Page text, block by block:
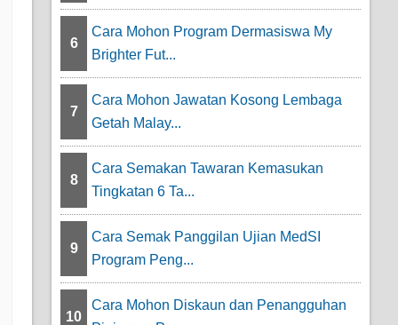
6
Cara Mohon Program Dermasiswa My
Brighter Fut...
7
Cara Mohon Jawatan Kosong Lembaga
Getah Malay...
8
Cara Semakan Tawaran Kemasukan
Tingkatan 6 Ta...
9
Cara Semak Panggilan Ujian MedSI
Program Peng...
10
Cara Mohon Diskaun dan Penangguhan